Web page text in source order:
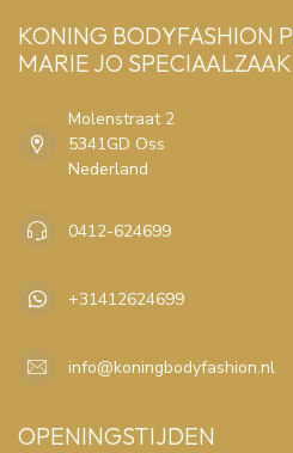
KONING BODYFASHION
MARIE JO SPECIAALZAAK
Molenstraat 2
5341GD Oss
Nederland
0412-624699
+31412624699
info@koningbodyfashion.nl
OPENINGSTIJDEN